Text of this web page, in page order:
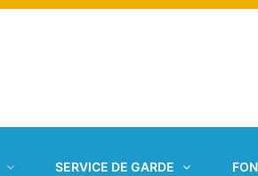
SERVICE DE GARDE